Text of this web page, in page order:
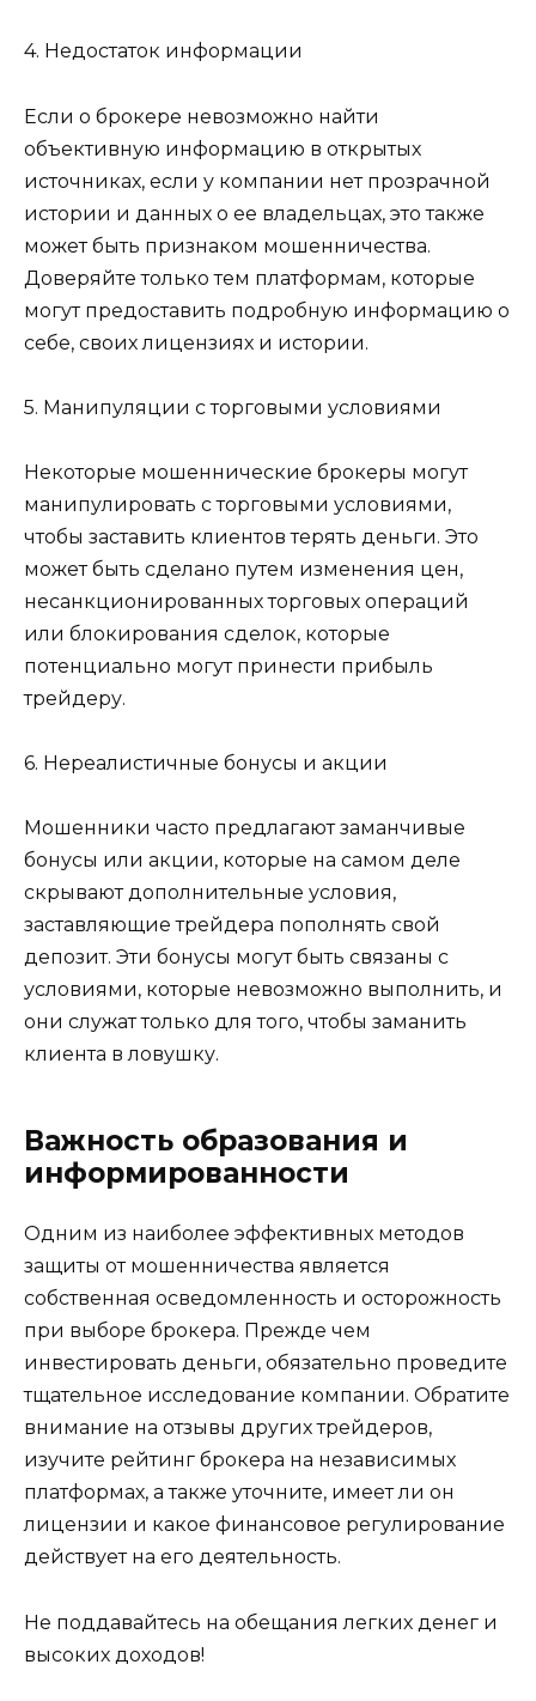
4. Недостаток информации
Если о брокере невозможно найти
объективную информацию в открытых
источниках, если у компании нет прозрачной
истории и данных о ее владельцах, это также
может быть признаком мошенничества.
Доверяйте только тем платформам, которые
могут предоставить подробную информацию о
себе, своих лицензиях и истории.
5. Манипуляции с торговыми условиями
Некоторые мошеннические брокеры могут
манипулировать с торговыми условиями,
чтобы заставить клиентов терять деньги. Это
может быть сделано путем изменения цен,
несанкционированных торговых операций
или блокирования сделок, которые
потенциально могут принести прибыль
трейдеру.
6. Нереалистичные бонусы и акции
Мошенники часто предлагают заманчивые
бонусы или акции, которые на самом деле
скрывают дополнительные условия,
заставляющие трейдера пополнять свой
депозит. Эти бонусы могут быть связаны с
условиями, которые невозможно выполнить, и
они служат только для того, чтобы заманить
клиента в ловушку.
Важность образования и
информированности
Одним из наиболее эффективных методов
защиты от мошенничества является
собственная осведомленность и осторожность
при выборе брокера. Прежде чем
инвестировать деньги, обязательно проведите
тщательное исследование компании. Обратите
внимание на отзывы других трейдеров,
изучите рейтинг брокера на независимых
платформах, а также уточните, имеет ли он
лицензии и какое финансовое регулирование
действует на его деятельность.
Не поддавайтесь на обещания легких денег и
высоких доходов!